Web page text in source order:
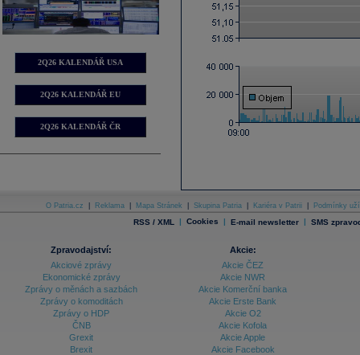
2Q26 KALENDÁŘ USA
2Q26 KALENDÁŘ EU
2Q26 KALENDÁŘ ČR
O Patria.cz Reklama Mapa Stránek Skupina Patria Kariéra v Patrii Podmínky
RSS / XML | Cookies | E-mail newsletter | SMS
Zpravodajství:
Akciové zprávy
Ekonomické zprávy
Zprávy o měnách a sazbách
Zprávy o komoditách
Zprávy o HDP
ČNB
Grexit
Brexit
Akcie:
Akcie ČEZ
Akcie NWR
Akcie Komerční banka
Akcie Erste Bank
Akcie O2
Akcie Kofola
Akcie Apple
Akcie Facebook